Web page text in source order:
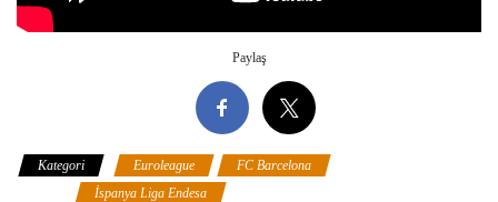
Paylaş
Kategori Euroleague FC Barcelona
İspanya Liga Endesa